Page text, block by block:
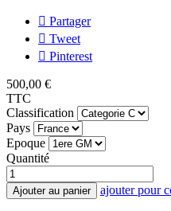
Partager
Tweet
Pinterest
500,00 €
TTC
Classification
Pays
Epoque
Quantité
Ajouter au panier ajouter pour